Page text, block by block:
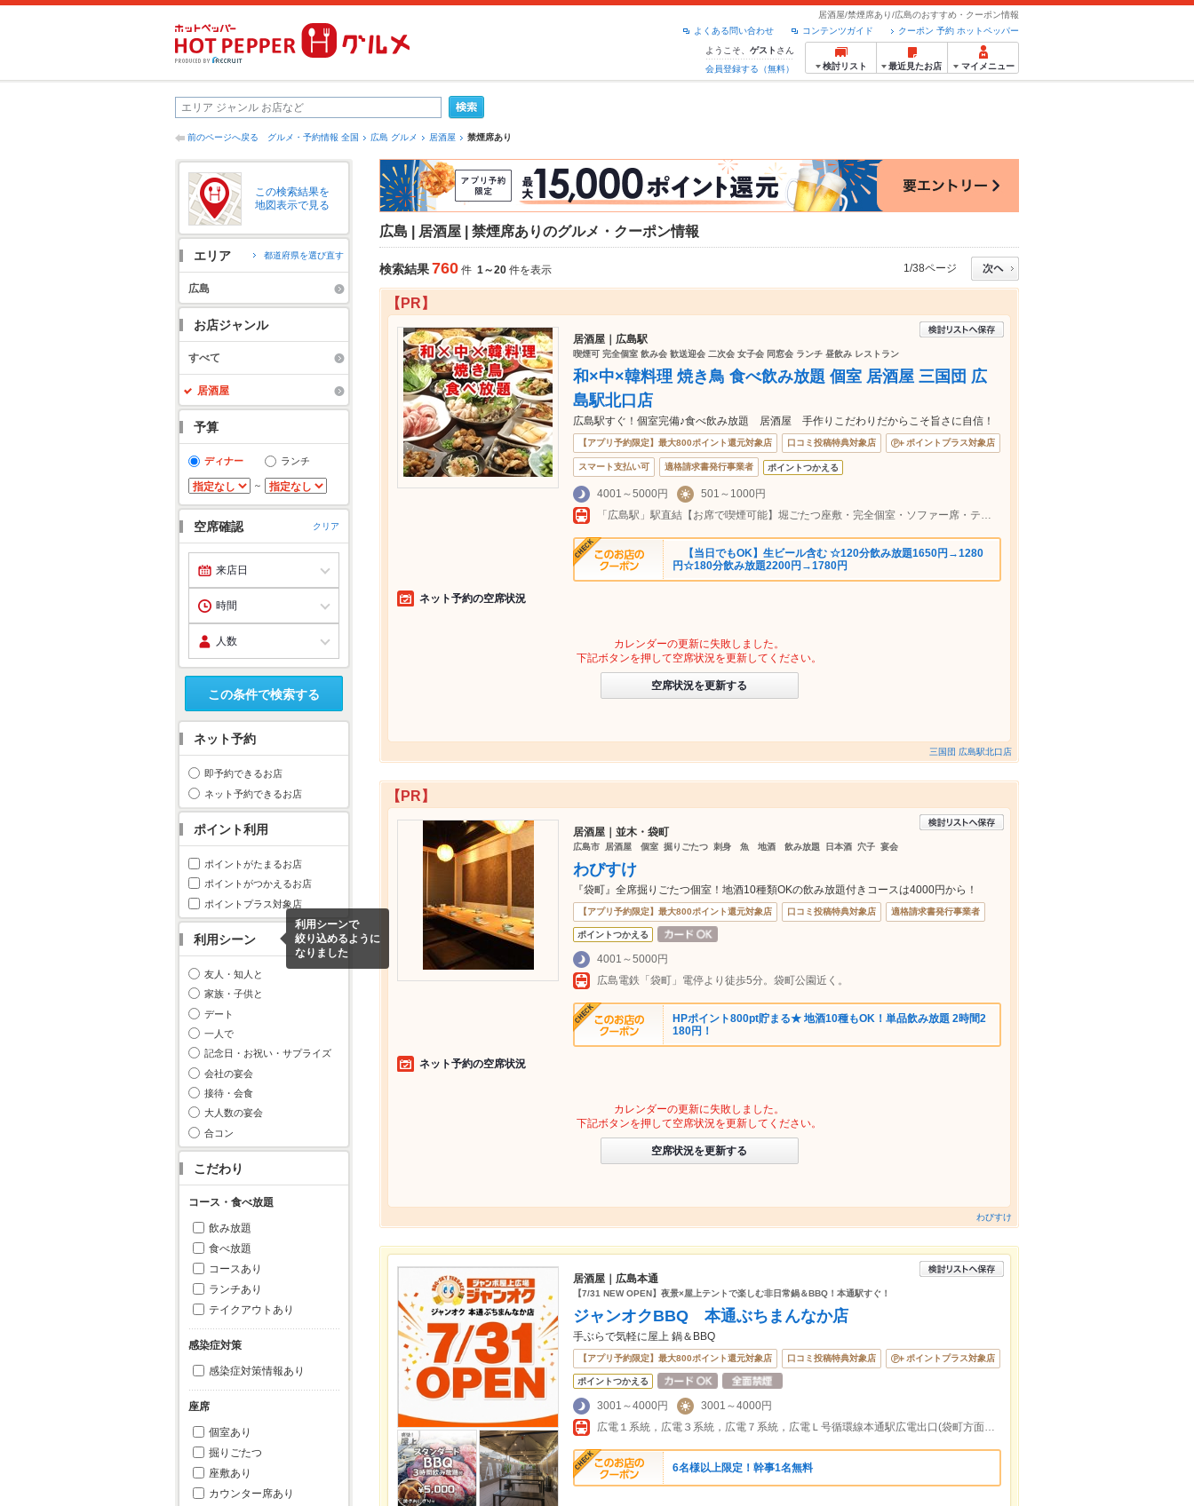
居酒屋/禁煙席あり/広島のおすすめ・クーポン情報
クーポン 予約 ホットペッパー
コンテンツガイド
よくある問い合わせ
ようこそ、 ゲスト さん
会員登録する（無料）
検討リスト 最近見たお店 マイメニュー
前のページへ戻る グルメ・予約情報 全国 広島 グルメ 居酒屋 禁煙席あり
この検索結果を
地図表示で見る
エリア 都道府県を選び直す
広島
お店ジャンル
すべて
居酒屋
予算
ディナー ランチ
～
空席確認 クリア
この条件で検索する
ネット予約
即予約できるお店
ネット予約できるお店
ポイント利用
ポイントがたまるお店
ポイントがつかえるお店
ポイントプラス対象店
利用シーン
利用シーンで
絞り込めるように
なりました
友人・知人と
家族・子供と
デート
一人で
記念日・お祝い・サプライズ
会社の宴会
接待・会食
大人数の宴会
合コン
こだわり
コース・食べ放題
飲み放題
食べ放題
コースあり
ランチあり
テイクアウトあり
感染症対策
感染症対策情報あり
座席
個室あり
掘りごたつ
座敷あり
カウンター席あり
広島 | 居酒屋 | 禁煙席ありのグルメ・クーポン情報
検索結果760 件 1～20 件を表示 1/38ページ
【PR】
居酒屋｜広島駅
喫煙可 完全個室 飲み会 歓送迎会 二次会 女子会 同窓会 ランチ 昼飲み レストラン
和×中×韓料理 焼き鳥 食べ飲み放題 個室 居酒屋 三国団 広
島駅北口店
広島駅すぐ！個室完備♪食べ飲み放題 居酒屋 手作りこだわりだからこそ旨さに自信！
【アプリ予約限定】最大800ポイント還元対象店 口コミ投稿特典対象店 ポイントプラス対象店
スマート支払い可 適格請求書発行事業者 ポイントつかえる
4001～5000円
501～1000円
「広島駅」駅直結【お席で喫煙可能】堀ごたつ座敷・完全個室・ソファー席・テーブル席御用意しております♪
【当日でもOK】生ビール含む ☆120分飲み放題1650円→1280
円☆180分飲み放題2200円→1780円
ネット予約の空席状況
カレンダーの更新に失敗しました。
下記ボタンを押して空席状況を更新してください。
空席状況を更新する
三国団 広島駅北口店
【PR】
居酒屋｜並木・袋町
広島市 居酒屋 個室 掘りごたつ 刺身 魚 地酒 飲み放題 日本酒 穴子 宴会
わびすけ
『袋町』全席掘りごたつ個室！地酒10種類OKの飲み放題付きコースは4000円から！
【アプリ予約限定】最大800ポイント還元対象店 口コミ投稿特典対象店 適格請求書発行事業者
ポイントつかえる
4001～5000円
広島電鉄「袋町」電停より徒歩5分。袋町公園近く。
HPポイント800pt貯まる★ 地酒10種もOK！単品飲み放題 2時間2
180円！
ネット予約の空席状況
カレンダーの更新に失敗しました。
下記ボタンを押して空席状況を更新してください。
空席状況を更新する
わびすけ
居酒屋｜広島本通
【7/31 NEW OPEN】夜景×屋上テントで楽しむ非日常鍋＆BBQ！本通駅すぐ！
ジャンオクBBQ 本通ぶちまんなか店
手ぶらで気軽に屋上 鍋＆BBQ
【アプリ予約限定】最大800ポイント還元対象店 口コミ投稿特典対象店 ポイントプラス対象店
ポイントつかえる
3001～4000円
3001～4000円
広電１系統，広電３系統，広電７系統，広電Ｌ号循環線本通駅広電出口(袋町方面のりば)より徒歩約4分
6名様以上限定！幹事1名無料